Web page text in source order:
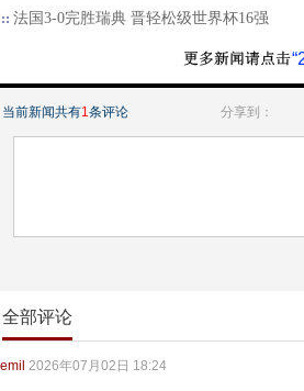
法国3-0完胜瑞典 晋轻松级世界杯16强
当前新闻共有1条评论 分享到：
全部评论
emil 2026年07月02日 18:24